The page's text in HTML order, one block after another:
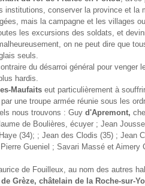
institutions, conserver la province et la
mais la campagne et les villages
les excursions des soldats, et
on ne peut dire que
seuls.
du désarroi général pour venger
hardis.
Maufaits eut particulièrement à
une troupe armée réunie sous les
nous trouvons : Guy d'Apremont,
de Boulières, écuyer ; Jean
(34); ; Jean des Clodis (35) ; Jean
Gueniel ; Savari Massé et Aimery
de Fouilleux, au nom des autres
Grèze, châtelain de la Roche-sur-